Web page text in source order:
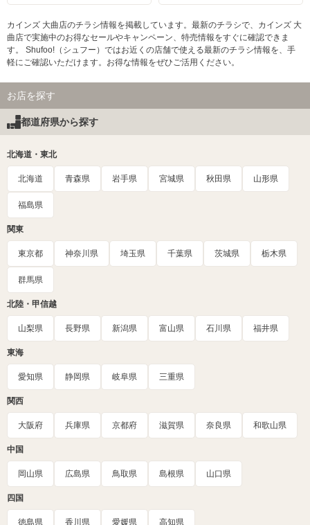
カインズ 大曲店のチラシ情報を掲載しています。最新のチラシで、カインズ 大
曲店で実施中のお得なセールやキャンペーン、特売情報をすぐに確認できま
す。 Shufoo!（シュフー）ではお近くの店舗で使える最新のチラシ情報を、手
軽にご確認いただけます。お得な情報をぜひご活用ください。
お店を探す
都道府県から探す
北海道・東北
北海道 青森県 岩手県 宮城県 秋田県 山形県
福島県
関東
東京都 神奈川県 埼玉県 千葉県 茨城県 栃木県
群馬県
北陸・甲信越
山梨県 長野県 新潟県 富山県 石川県 福井県
東海
愛知県 静岡県 岐阜県 三重県
関西
大阪府 兵庫県 京都府 滋賀県 奈良県 和歌山県
中国
岡山県 広島県 鳥取県 島根県 山口県
四国
徳島県 香川県 愛媛県 高知県